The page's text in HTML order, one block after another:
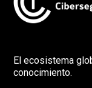
El ecosistema
conocimiento.